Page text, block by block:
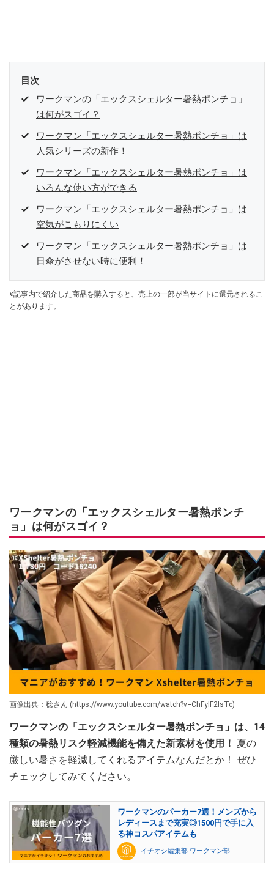
目次
ワークマンの「エックスシェルター暑熱ポンチョ」
は何がスゴイ？
ワークマン「エックスシェルター暑熱ポンチョ」は
人気シリーズの新作！
ワークマン「エックスシェルター暑熱ポンチョ」は
いろんな使い方ができる
ワークマン「エックスシェルター暑熱ポンチョ」は
空気がこもりにくい
ワークマン「エックスシェルター暑熱ポンチョ」は
日傘がさせない時に便利！
※記事内で紹介した商品を購入すると、売上の一部が当サイトに還元されるこ
とがあります。
ワークマンの「エックスシェルター暑熱ポンチ
ョ」は何がスゴイ？
画像出典：稔さん (https://www.youtube.com/watch?v=ChFyIF2lsTc)
ワークマンの「エックスシェルター暑熱ポンチョ」は、14
種類の暑熱リスク軽減機能を備えた新素材を使用！ 夏の
厳しい暑さを軽減してくれるアイテムなんだとか！ ぜひ
チェックしてみてください。
ワークマンのパーカー7選！メンズから
レディースまで充実◎1500円で手に入
る神コスパアイテムも
イチオシ編集部 ワークマン部